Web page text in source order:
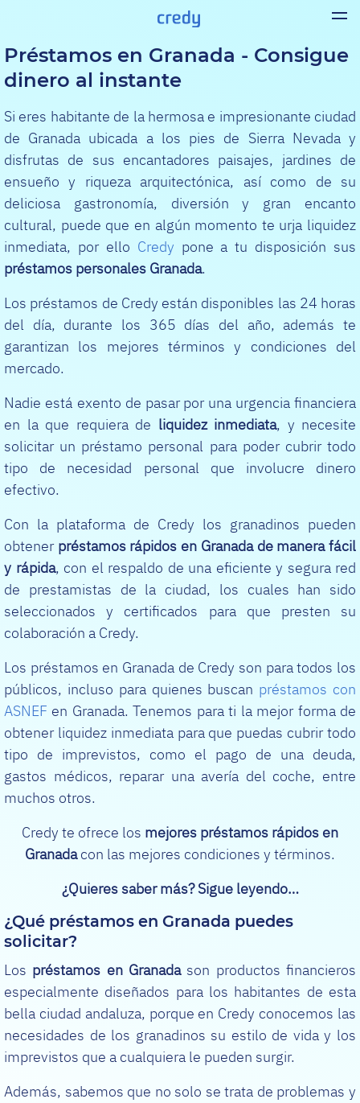
Préstamos en Granada - Consigue
dinero al instante
Si eres habitante de la hermosa e impresionante ciudad
de Granada ubicada a los pies de Sierra Nevada y
disfrutas de sus encantadores paisajes, jardines de
ensueño y riqueza arquitectónica, así como de su
deliciosa gastronomía, diversión y gran encanto
cultural, puede que en algún momento te urja liquidez
inmediata, por ello Credy pone a tu disposición sus
préstamos personales Granada.
Los préstamos de Credy están disponibles las 24 horas
del día, durante los 365 días del año, además te
garantizan los mejores términos y condiciones del
mercado.
Nadie está exento de pasar por una urgencia financiera
en la que requiera de liquidez inmediata, y necesite
solicitar un préstamo personal para poder cubrir todo
tipo de necesidad personal que involucre dinero
efectivo.
Con la plataforma de Credy los granadinos pueden
obtener préstamos rápidos en Granada de manera fácil
y rápida, con el respaldo de una eficiente y segura red
de prestamistas de la ciudad, los cuales han sido
seleccionados y certificados para que presten su
colaboración a Credy.
Los préstamos en Granada de Credy son para todos los
públicos, incluso para quienes buscan préstamos con
ASNEF en Granada. Tenemos para ti la mejor forma de
obtener liquidez inmediata para que puedas cubrir todo
tipo de imprevistos, como el pago de una deuda,
gastos médicos, reparar una avería del coche, entre
muchos otros.
Credy te ofrece los mejores préstamos rápidos en
Granadacon las mejores condiciones y términos.
¿Quieres saber más? Sigue leyendo…
¿Qué préstamos en Granada puedes
solicitar?
Los préstamos en Granadason productos financieros
especialmente diseñados para los habitantes de esta
bella ciudad andaluza, porque en Credy conocemos las
necesidades de los granadinos su estilo de vida y los
imprevistos que a cualquiera le pueden surgir.
Además, sabemos que no solo se trata de problemas y